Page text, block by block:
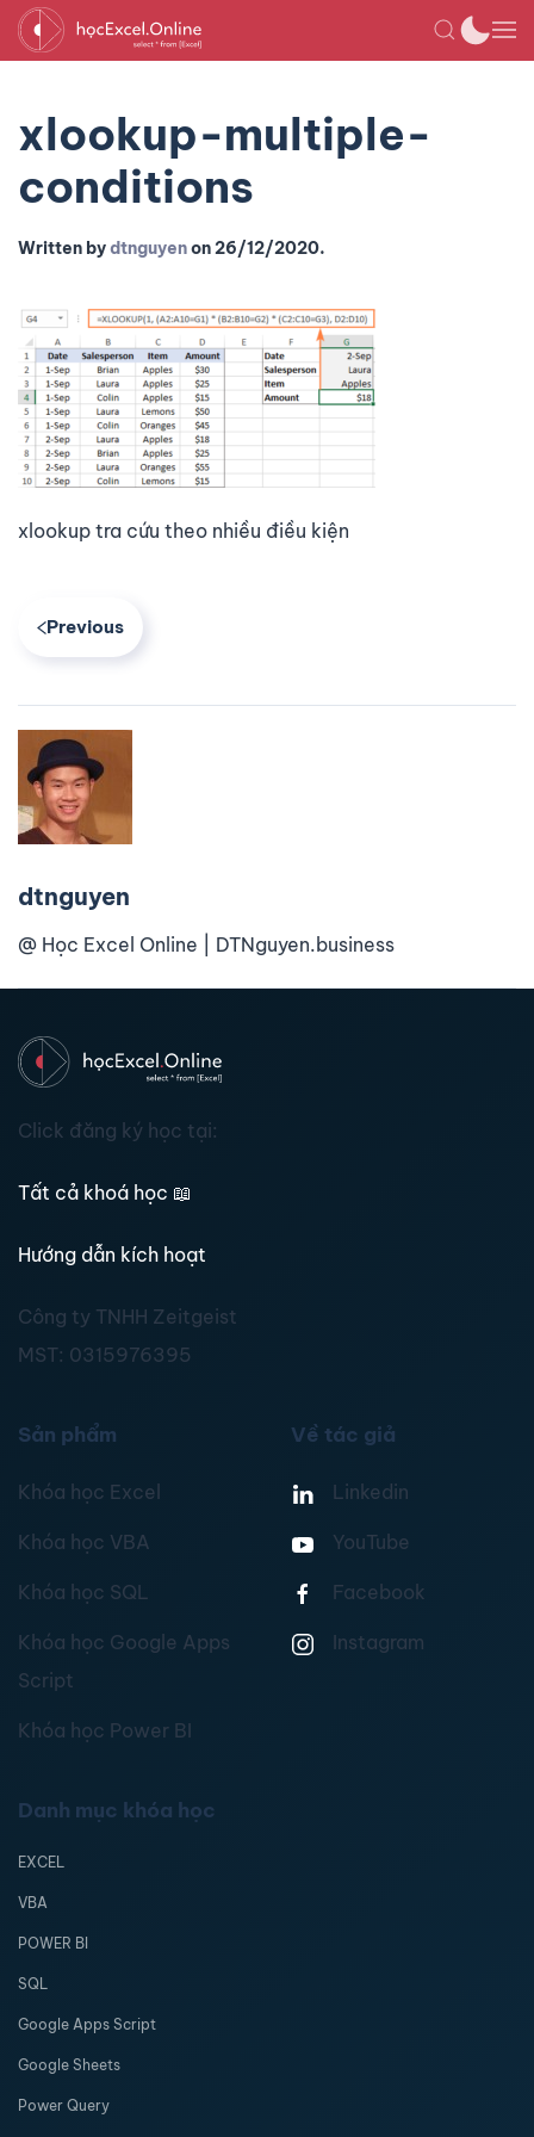
xlookup-multiple-
conditions
Written bydtnguyenon26/12/2020.
xlookup tra cứu theo nhiều điều kiện
Previous
dtnguyen
@ Học Excel Online | DTNguyen.business
Click đăng ký học tại:
Tất cả khoá học 📖
Hướng dẫn kích hoạt
Công ty TNHH Zeitgeist
MST: 0315976395
Sản phẩm
Khóa học Excel
Khóa học VBA
Khóa học SQL
Khóa học Google Apps
Script
Khóa học Power BI
Về tác giả
Linkedin
YouTube
Facebook
Instagram
Danh mục khóa học
EXCEL
VBA
POWER BI
SQL
Google Apps Script
Google Sheets
Power Query